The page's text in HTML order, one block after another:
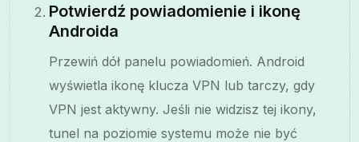
Potwierdź powiadomienie i ikonę
Androida
Przewiń dół panelu powiadomień. Android
wyświetla ikonę klucza VPN lub tarczy, gdy
VPN jest aktywny. Jeśli nie widzisz tej ikony,
tunel na poziomie systemu może nie być